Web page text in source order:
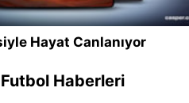
Hayat Canlanıyor
Haberleri